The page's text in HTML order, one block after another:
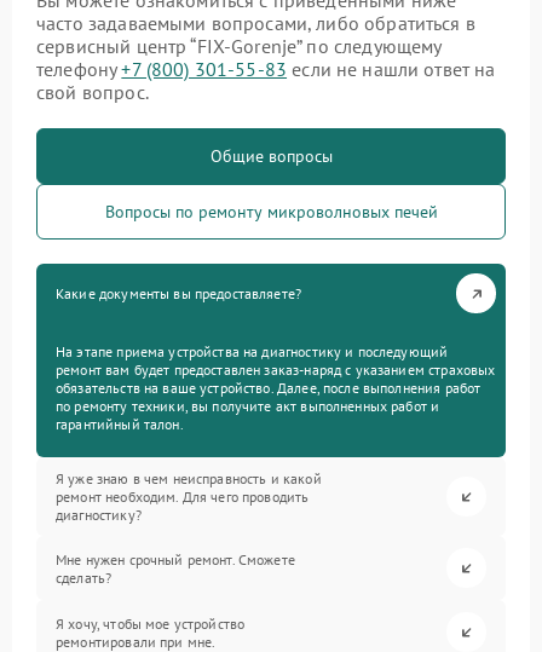
часто задаваемыми вопросами, либо обратиться в
сервисный центр “FIX-Gorenje” по следующему
телефону+7 (800) 301-55-83 если не нашли ответ на
свой вопрос.
Общие вопросы
Вопросы по ремонту микроволновых печей
Какие документы вы предоставляете?
На этапе приема устройства на диагностику и последующий
ремонт вам будет предоставлен заказ-наряд с указанием страховых
обязательств на ваше устройство. Далее, после выполнения работ
по ремонту техники, вы получите акт выполненных работ и
гарантийный талон.
Я уже знаю в чем неисправность и какой
ремонт необходим. Для чего проводить
диагностику?
Мне нужен срочный ремонт. Сможете
сделать?
Я хочу, чтобы мое устройство
ремонтировали при мне.